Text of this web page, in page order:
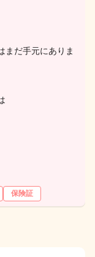
まだ手元にありま
保険証